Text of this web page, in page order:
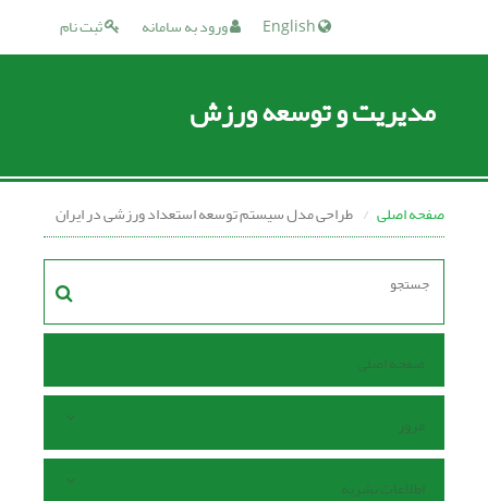
ثبت نام ورود به سامانه
مدیریت و توسعه ورزش
صفحه اصلی طراحی مدل سیستم توسعه استعداد‌ ورزشی در ایران
صفحه اصلی
مرور
اطلاعات نشریه